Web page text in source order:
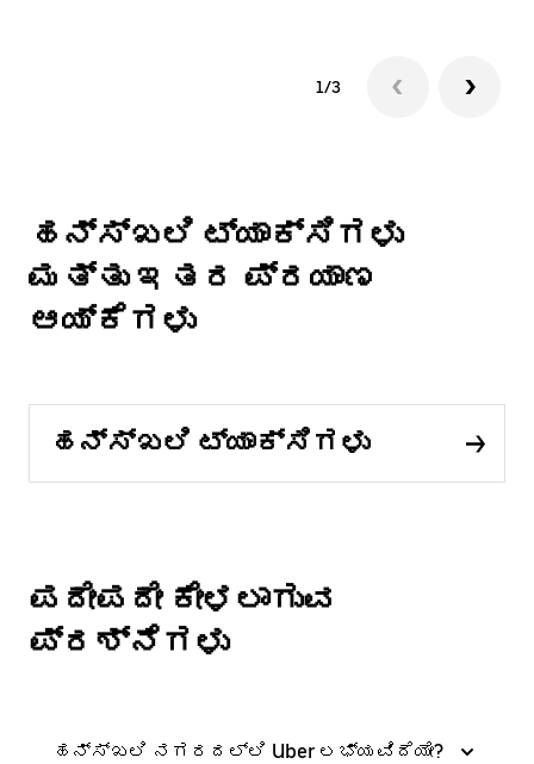
1/3
ಹನ್ಸ್‌ಖಲಿ ಟ್ಯಾಕ್ಸಿಗಳು
ಮತ್ತು ಇತರ ಪ್ರಯಾಣ
ಆಯ್ಕೆಗಳು
ಹನ್ಸ್‌ಖಲಿ ಟ್ಯಾಕ್ಸಿಗಳು
ಪದೇಪದೇ ಕೇಳಲಾಗುವ
ಪ್ರಶ್ನೆಗಳು
ಹನ್ಸ್‌ಖಲಿ ನಗರದಲ್ಲಿ Uber ಲಭ್ಯವಿದೆಯೇ?